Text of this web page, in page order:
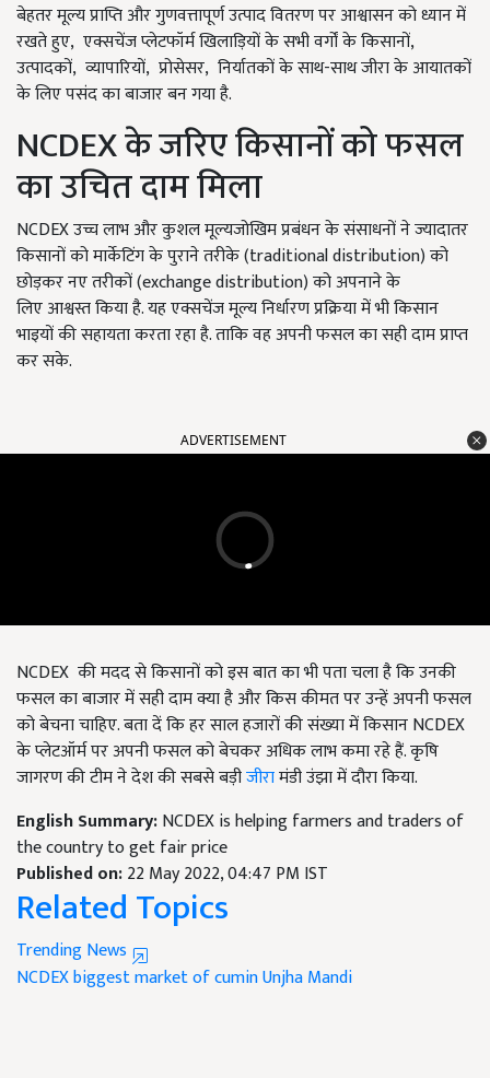
बेहतर मूल्य प्राप्ति और गुणवत्तापूर्ण उत्पाद वितरण पर आश्वासन को ध्यान में
रखते हुए, एक्सचेंज प्लेटफॉर्म खिलाड़ियों के सभी वर्गों के किसानों,
उत्पादकों, व्यापारियों, प्रोसेसर, निर्यातकों के साथ-साथ जीरा के आयातकों
के लिए पसंद का बाजार बन गया है.
NCDEX के जरिए किसानों को फसल
का उचित दाम मिला
NCDEX उच्च लाभ और कुशल मूल्यजोखिम प्रबंधन के संसाधनों ने ज्यादातर
किसानों को मार्केटिंग के पुराने तरीके (traditional distribution) को
छोड़कर नए तरीकों (exchange distribution) को अपनाने के
लिए आश्वस्त किया है. यह एक्सचेंज मूल्य निर्धारण प्रक्रिया में भी किसान
भाइयों की सहायता करता रहा है. ताकि वह अपनी फसल का सही दाम प्राप्त
कर सके.
ADVERTISEMENT
NCDEX की मदद से किसानों को इस बात का भी पता चला है कि उनकी
फसल का बाजार में सही दाम क्या है और किस कीमत पर उन्हें अपनी फसल
को बेचना चाहिए. बता दें कि हर साल हजारों की संख्या में किसान NCDEX
के प्लेटऑर्म पर अपनी फसल को बेचकर अधिक लाभ कमा रहे हैं. कृषि
जागरण की टीम ने देश की सबसे बड़ीजीरामंडी उंझा में दौरा किया.
English Summary:NCDEX is helping farmers and traders of
the country to get fair price
Published on:22 May 2022, 04:47 PM IST
Related Topics
Trending News
NCDEXbiggest market of cuminUnjha Mandi